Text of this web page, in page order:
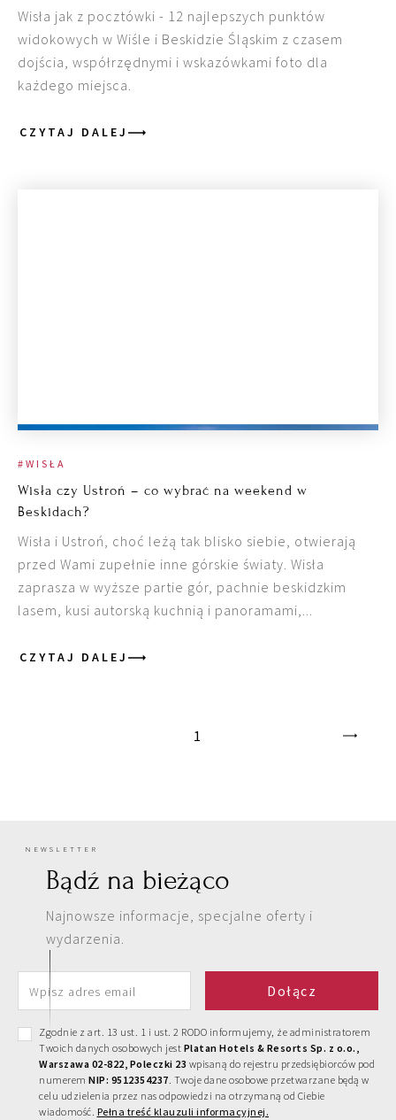
Wisła jak z pocztówki - 12 najlepszych punktów
widokowych w Wiśle i Beskidzie Śląskim z czasem
dojścia, współrzędnymi i wskazówkami foto dla
każdego miejsca.
CZYTAJ DALEJ
#WISŁA
Wisła czy Ustroń – co wybrać na weekend w
Beskidach?
Wisła i Ustroń, choć leżą tak blisko siebie, otwierają
przed Wami zupełnie inne górskie światy. Wisła
zaprasza w wyższe partie gór, pachnie beskidzkim
lasem, kusi autorską kuchnią i panoramami,...
CZYTAJ DALEJ
1
NEWSLETTER
Bądź na bieżąco
Najnowsze informacje, specjalne oferty i
wydarzenia.
Zgodnie z art. 13 ust. 1 i ust. 2 RODO informujemy, że administratorem
Twoich danych osobowych jest Platan Hotels & Resorts Sp. z o.o.,
Warszawa 02-822, Poleczki 23 wpisaną do rejestru przedsiębiorców pod
numerem NIP: 9512354237. Twoje dane osobowe przetwarzane będą w
celu udzielenia przez nas odpowiedzi na otrzymaną od Ciebie
wiadomość. Pełna treść klauzuli informacyjnej.